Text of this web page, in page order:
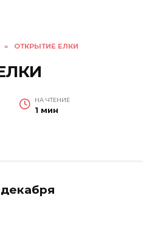
» ОТКРЫТИЕ ЕЛКИ
НА ЧТЕНИЕ
1 мин